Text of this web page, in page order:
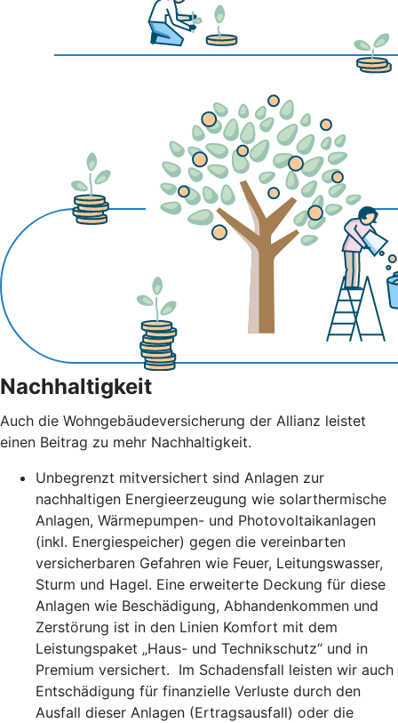
Nachhaltigkeit
Auch die Wohngebäudeversicherung der Allianz leistet
einen Beitrag zu mehr Nachhaltigkeit.
Unbegrenzt mitversichert sind Anlagen zur
nachhaltigen Energieerzeugung wie solarthermische
Anlagen, Wärmepumpen- und Photovoltaikanlagen
(inkl. Energiespeicher) gegen die vereinbarten
versicherbaren Gefahren wie Feuer, Leitungswasser,
Sturm und Hagel. Eine erweiterte Deckung für diese
Anlagen wie Beschädigung, Abhandenkommen und
Zerstörung ist in den Linien Komfort mit dem
Leistungspaket „Haus- und Technikschutz“ und in
Premium versichert. Im Schadensfall leisten wir auch
Entschädigung für finanzielle Verluste durch den
Ausfall dieser Anlagen (Ertragsausfall) oder die